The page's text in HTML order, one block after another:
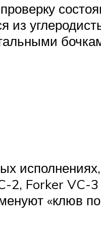
из
Forker VC-3
«клюв